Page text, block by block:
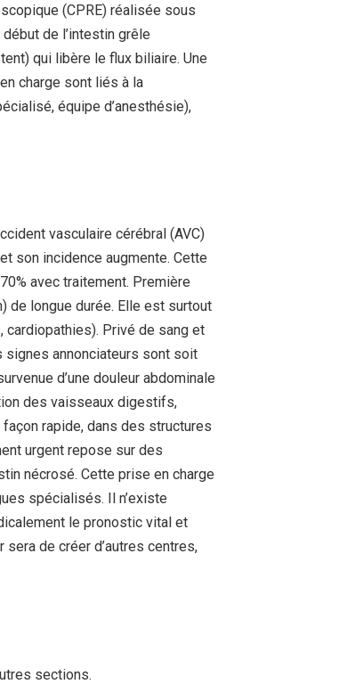
(CPRE) réalisée sous
de l’intestin grêle
qui libère le flux biliaire. Une
charge sont liés à la
équipe d’anesthésie),
vasculaire cérébral (AVC)
son incidence augmente. Cette
avec traitement. Première
de longue durée. Elle est surtout
cardiopathies). Privé de sang et
signes annonciateurs sont soit
d’une douleur abdominale
des vaisseaux digestifs,
rapide, dans des structures
urgent repose sur des
nécrosé. Cette prise en charge
spécialisés. Il n’existe
le pronostic vital et
de créer d’autres centres,
sections.